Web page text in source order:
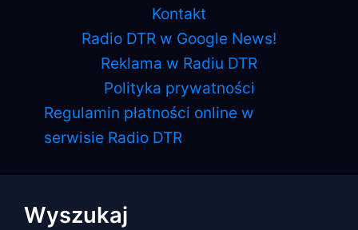
Kontakt
Radio DTR w Google News!
Reklama w Radiu DTR
Polityka prywatności
Regulamin płatności online w
serwisie Radio DTR
Wyszukaj